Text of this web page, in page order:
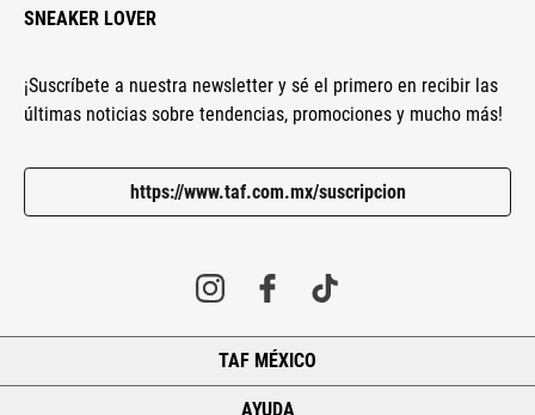
SNEAKER LOVER
¡Suscríbete a nuestra newsletter y sé el primero en recibir las
últimas noticias sobre tendencias, promociones y mucho más!
https://www.taf.com.mx/suscripcion
TAF MÉXICO
AYUDA